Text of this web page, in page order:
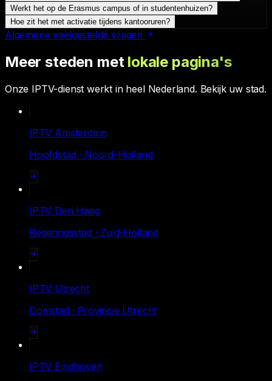
Werkt het op de Erasmus campus of in studentenhuizen?
Hoe zit het met activatie tijdens kantooruren?
Algemene veelgestelde vragen
Meer steden met lokale pagina's
Onze IPTV-dienst werkt in heel Nederland. Bekijk uw stad.
IPTV Amsterdam
Hoofdstad · Noord-Holland
IPTV Den Haag
Regeringsstad · Zuid-Holland
IPTV Utrecht
Domstad · Provincie Utrecht
IPTV Eindhoven